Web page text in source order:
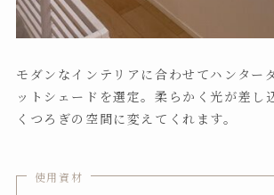
モダンなインテリアに合わせてハンター
ットシェードを選定。柔らかく光が差し
くつろぎの空間に変えてくれます。
使用資材